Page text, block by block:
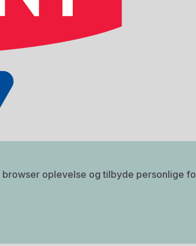
PENCIL TIN 12
oplevelse og tilbyde personlige